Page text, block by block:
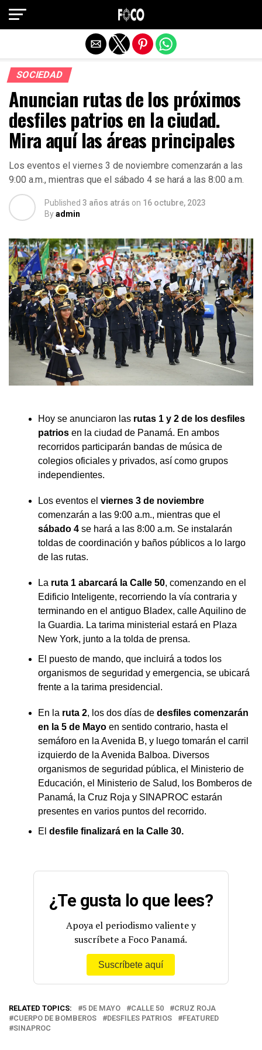
SOCIEDAD
Anuncian rutas de los próximos
desfiles patrios en la ciudad.
Mira aquí las áreas principales
Los eventos el viernes 3 de noviembre comenzarán a las
9:00 a.m., mientras que el sábado 4 se hará a las 8:00 a.m.
Published 3 años atrás on 16 octubre, 2023
Byadmin
Hoy se anunciaron las rutas 1 y 2 de los desfiles
patrios en la ciudad de Panamá. En ambos
recorridos participarán bandas de música de
colegios oficiales y privados, así como grupos
independientes.
Los eventos el viernes 3 de noviembre
comenzarán a las 9:00 a.m., mientras que el
sábado 4 se hará a las 8:00 a.m. Se instalarán
toldas de coordinación y baños públicos a lo largo
de las rutas.
La ruta 1 abarcará la Calle 50, comenzando en el
Edificio Inteligente, recorriendo la vía contraria y
terminando en el antiguo Bladex, calle Aquilino de
la Guardia. La tarima ministerial estará en Plaza
New York, junto a la tolda de prensa.
El puesto de mando, que incluirá a todos los
organismos de seguridad y emergencia, se ubicará
frente a la tarima presidencial.
En la ruta 2, los dos días de desfiles comenzarán
en la 5 de Mayo en sentido contrario, hasta el
semáforo en la Avenida B, y luego tomarán el carril
izquierdo de la Avenida Balboa. Diversos
organismos de seguridad pública, el Ministerio de
Educación, el Ministerio de Salud, los Bomberos de
Panamá, la Cruz Roja y SINAPROC estarán
presentes en varios puntos del recorrido.
El desfile finalizará en la Calle 30.
¿Te gusta lo que lees?
Apoya el periodismo valiente y
suscríbete a Foco Panamá.
Suscríbete aquí
RELATED TOPICS: 5 DE MAYO CALLE 50
CRUZ ROJA
CUERPO DE BOMBEROS
DESFILES PATRIOS
FEATURED
SINAPROC
Salir de la versión móvil